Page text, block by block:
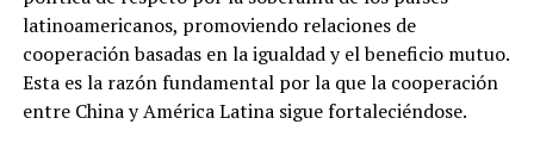
latinoamericanos, promoviendo relaciones de
cooperación basadas en la igualdad y el beneficio mutuo.
Esta es la razón fundamental por la que la cooperación
entre China y América Latina sigue fortaleciéndose.